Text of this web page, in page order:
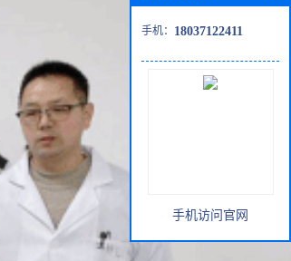
手机： 18037122411
手机访问官网